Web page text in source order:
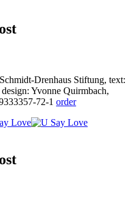
Drenhaus Stiftung, text:
design: Yvonne Quirmbach,
-72-1 order